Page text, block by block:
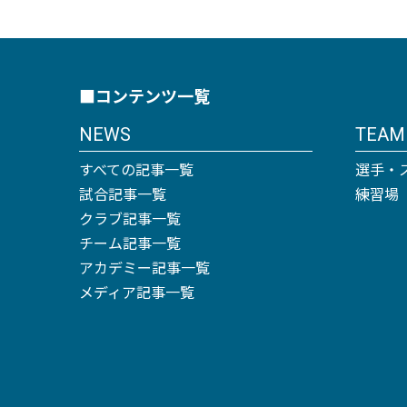
■コンテンツ一覧
NEWS
すべての記事一覧
試合記事一覧
クラブ記事一覧
チーム記事一覧
アカデミー記事一覧
メディア記事一覧
TEAM
選手・
練習場